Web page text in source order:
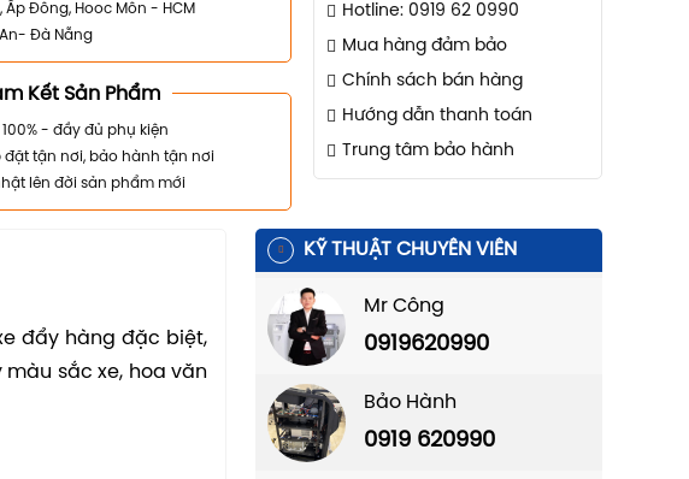
Ấp Đông, Hooc Môn - HCM
Đà Nẵng
Kết Sản Phẩm
- đầy đủ phụ kiện
đặt tận nơi, bảo hành tận nơi
lên đời sản phẩm mới
Hotline: 0919 62 0990
Mua hàng đảm bảo
Chính sách bán hàng
Hướng dẫn thanh toán
Trung tâm bảo hành
đẩy hàng đặc biệt,
sắc xe, hoa văn
KỸ THUẬT CHUYÊN VIÊN
Mr Công
0919620990
Bảo Hành
0919 620990